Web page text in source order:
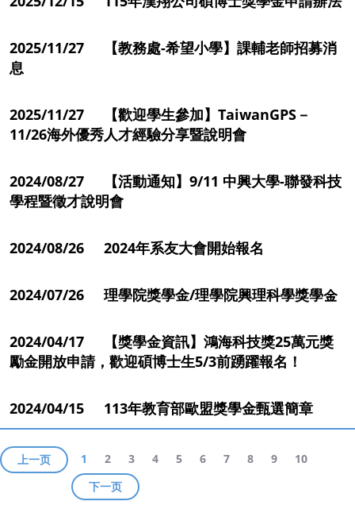
2025/11/27 【教務處-希望小學】課輔老師招募消
息
2025/11/27 【歡迎學生參加】TaiwanGPS－
11/26海外優秀人才經驗分享暨說明會
2024/08/27 【活動通知】9/11 中興大學-聯發科技
學程暨徵才說明會
2024/08/26 2024年系友大會開始報名
2024/07/26 理學院獎學金/理學院興理科學獎學金
2024/04/17 【獎學金資訊】鴻海科技獎25萬元獎
勵金開放申請，歡迎碩博士生5/3前踴躍報名！
2024/04/15 113年教育部歐盟獎學金甄選簡章
上一页 1 2 3 4 5 6 7 8 9
10
下一页